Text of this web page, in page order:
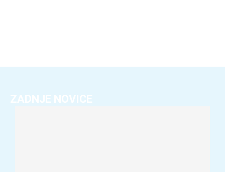
ZADNJE NOVICE